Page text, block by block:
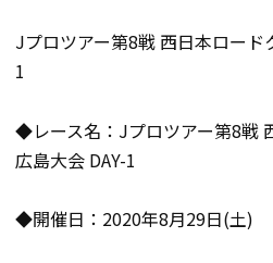
Jプロツアー第8戦 西日本ロード
1
◆レース名：Jプロツアー第8戦
広島大会 DAY-1
◆開催日：2020年8月29日(土)